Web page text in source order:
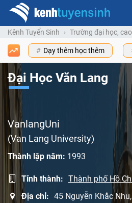
Kênh Tuyển Sinh Trường đại học,
Dạy thêm học thêm
Đại Học Văn Lang
VanlangUni
(Van Lang University)
Thành lập năm: 1993
Tỉnh thành: Thành phố Hồ
Địa chỉ: 45 Nguyễn Khắc